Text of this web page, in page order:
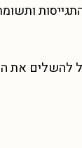
להשלים את